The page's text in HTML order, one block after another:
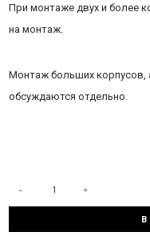
При монтаже двух и более
на монтаж.
Монтаж больших
обсуждаются отдельно.